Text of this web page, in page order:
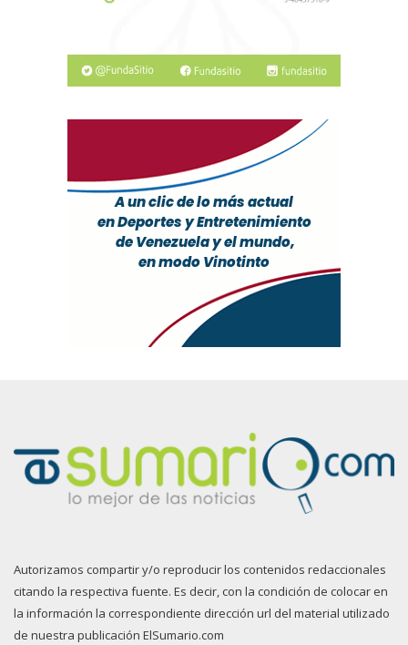
Autorizamos compartir y/o reproducir los contenidos redaccionales
citando la respectiva fuente. Es decir, con la condición de colocar en
la información la correspondiente dirección url del material utilizado
de nuestra publicación ElSumario.com